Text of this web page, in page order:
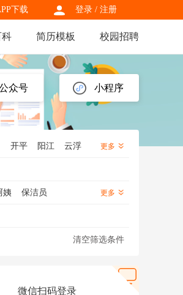
登录 / 注册
下载
APP下载
科 简历模板 校园招聘
众号 小程序
开平 阳江 云浮 更多
姨
保洁员
更多
清空筛选条件
微信扫码登录